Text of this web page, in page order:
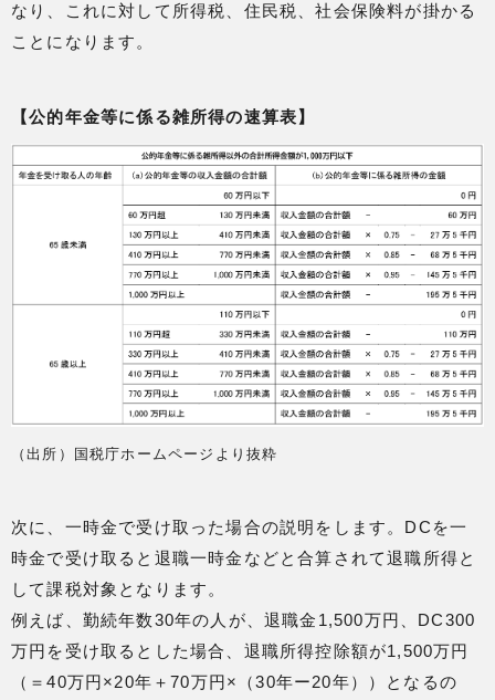
なり、これに対して所得税、住民税、社会保険料が掛かる
ことになります。
【公的年金等に係る雑所得の速算表】
（出所）国税庁ホームページより抜粋
次に、一時金で受け取った場合の説明をします。DCを一
時金で受け取ると退職一時金などと合算されて退職所得と
して課税対象となります。
例えば、勤続年数30年の人が、退職金1,500万円、DC300
万円を受け取るとした場合、退職所得控除額が1,500万円
（＝40万円×20年＋70万円×（30年ー20年））となるの